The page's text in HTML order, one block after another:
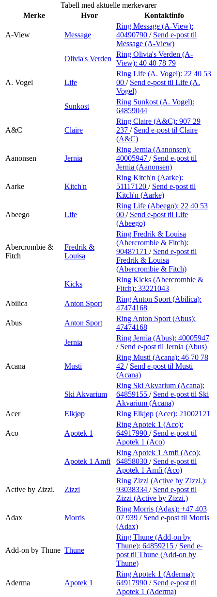
Praktisk informasjon
Ledige stillinger
Personal Shopper
Tabell med aktuelle merkevarer
Merke
Hvor Kontaktinfo
A-View Message
Ring Message (A-View):
40490790 / Send e-post til
Message (A-View)
Olivia's Verden
Ring Olivia's Verden (A-
View): 40 40 78 79
A. Vogel Life
Ring Life (A. Vogel): 22 40 53
00 / Send e-post til Life (A.
Vogel)
Sunkost
Ring Sunkost (A. Vogel):
64859044
A&C Claire
Ring Claire (A&C): 907 29
237 / Send e-post til Claire
(A&C)
Aanonsen Jernia
Ring Jernia (Aanonsen):
40005947 / Send e-post til
Jernia (Aanonsen)
Aarke Kitch'n
Ring Kitch'n (Aarke):
51117120 / Send e-post til
Kitch'n (Aarke)
Abeego Life
Ring Life (Abeego): 22 40 53
00 / Send e-post til Life
(Abeego)
Abercrombie &
Fitch
Fredrik &
Louisa
Ring Fredrik & Louisa
(Abercrombie & Fitch):
90487171 / Send e-post til
Fredrik & Louisa
(Abercrombie & Fitch)
Kicks
Ring Kicks (Abercrombie &
Fitch): 33221043
Abilica
Anton Sport
Ring Anton Sport (Abilica):
47474168
Abus
Anton Sport
Ring Anton Sport (Abus):
47474168
Jernia
Ring Jernia (Abus): 40005947
/ Send e-post til Jernia (Abus)
Acana Musti
Ring Musti (Acana): 46 70 78
42 / Send e-post til Musti
(Acana)
Ski Akvarium
Ring Ski Akvarium (Acana):
64859155 / Send e-post til Ski
Akvarium (Acana)
Acer
Elkjøp Ring Elkjøp (Acer): 21002121
Aco Apotek 1
Ring Apotek 1 (Aco):
64917990 / Send e-post til
Apotek 1 (Aco)
Apotek 1 Amfi
Ring Apotek 1 Amfi (Aco):
64858030 / Send e-post til
Apotek 1 Amfi (Aco)
Active by Zizzi. Zizzi
Ring Zizzi (Active by Zizzi.):
93038334 / Send e-post til
Zizzi (Active by Zizzi.)
Adax Morris
Ring Morris (Adax): +47 403
07 939 / Send e-post til Morris
(Adax)
Add-on by Thune Thune
Ring Thune (Add-on by
Thune): 64859215 / Send e-
post til Thune (Add-on by
Thune)
Aderma Apotek 1
Ring Apotek 1 (Aderma):
64917990 / Send e-post til
Apotek 1 (Aderma)